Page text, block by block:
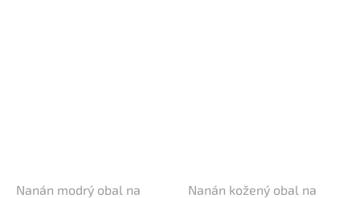
Nanán modrý obal na
Nanán kožený obal na